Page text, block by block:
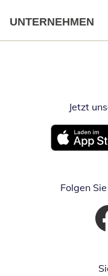
UNTERNEHMEN
Jetzt
Öffnet in
Folgen